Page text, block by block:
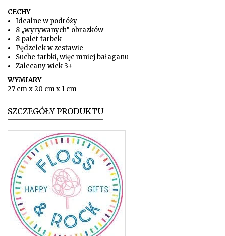
CECHY
Idealne w podróży
8 „wyrywanych” obrazków
8 palet farbek
Pędzelek w zestawie
Suche farbki, więc mniej bałaganu
Zalecany wiek 3+
WYMIARY
27 cm x 20 cm x 1 cm
SZCZEGÓŁY PRODUKTU